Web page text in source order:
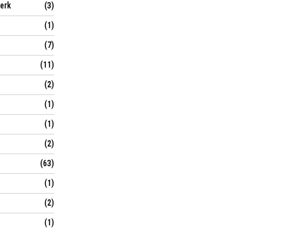
(3)
(1)
(7)
(11)
(2)
(1)
(1)
(2)
(63)
(1)
(2)
(1)